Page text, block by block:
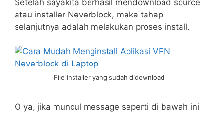
Setelah sayakita berhasil mendownload source
atau installer Neverblock, maka tahap
selanjutnya adalah melakukan proses install.
File Installer yang sudah didownload
O ya, jika muncul message seperti di bawah ini